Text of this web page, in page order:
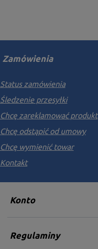
Zamówienia
Status zamówienia
Śledzenie przesyłki
Chcę zareklamować produkt
Chcę odstąpić od umowy
Chcę wymienić towar
Kontakt
Konto
Regulaminy